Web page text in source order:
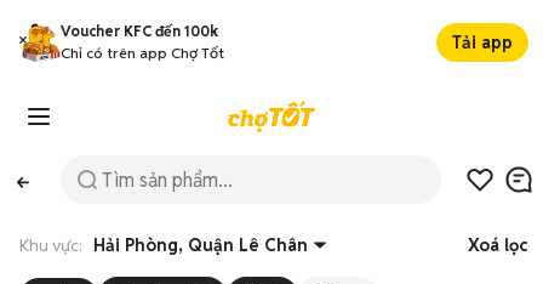
Voucher KFC đến 100k
Chỉ có trên app Chợ Tốt
Tải app
Khu vực: Hải Phòng, Quận Lê Chân Xoá lọc